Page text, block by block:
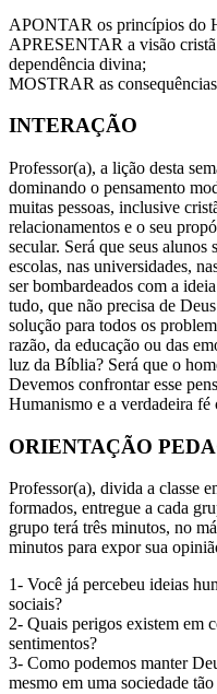
APONTAR os princípios do
APRESENTAR a visão cristã
dependência divina;
MOSTRAR as
INTERAÇÃO
Professor(a), a lição desta
dominando o pensamento
muitas pessoas, inclusive
relacionamentos e o seu
secular. Será que seus
escolas, nas universidades,
ser bombardeados com a
tudo, que não precisa de
solução para todos os
razão, da educação ou das
luz da Bíblia? Será que o
Devemos confrontar esse
Humanismo e a verdadeira fé
ORIENTAÇÃO
Professor(a), divida a classe
formados, entregue a cada
grupo terá três minutos, no
minutos para expor sua
1- Você já percebeu ideias
sociais?
2- Quais perigos existem em
sentimentos?
3- Como podemos manter
mesmo em uma sociedade